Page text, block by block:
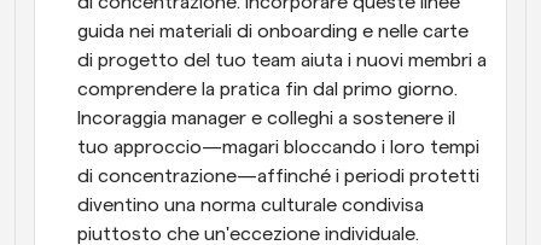
guida nei materiali di onboarding e nelle carte
di progetto del tuo team aiuta i nuovi membri a
comprendere la pratica fin dal primo giorno.
Incoraggia manager e colleghi a sostenere il
tuo approccio—magari bloccando i loro tempi
di concentrazione—affinché i periodi protetti
diventino una norma culturale condivisa
piuttosto che un'eccezione individuale.